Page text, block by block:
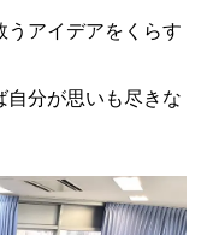
アイデアをくらす
分が思いも尽きな